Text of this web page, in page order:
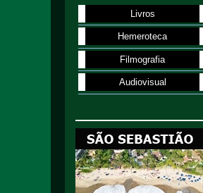
Livros
Hemeroteca
Filmografia
Audiovisual